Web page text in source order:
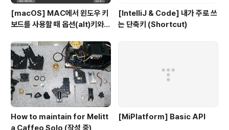
[macOS] MAC에서 윈도우 키
보드를 사용할 때 옵션(alt)키와
[IntelliJ & Code] 내가 주로 쓰
는 단축키 (Shortcut)
How to maintain for Melitt
[MiPlatform] Basic API